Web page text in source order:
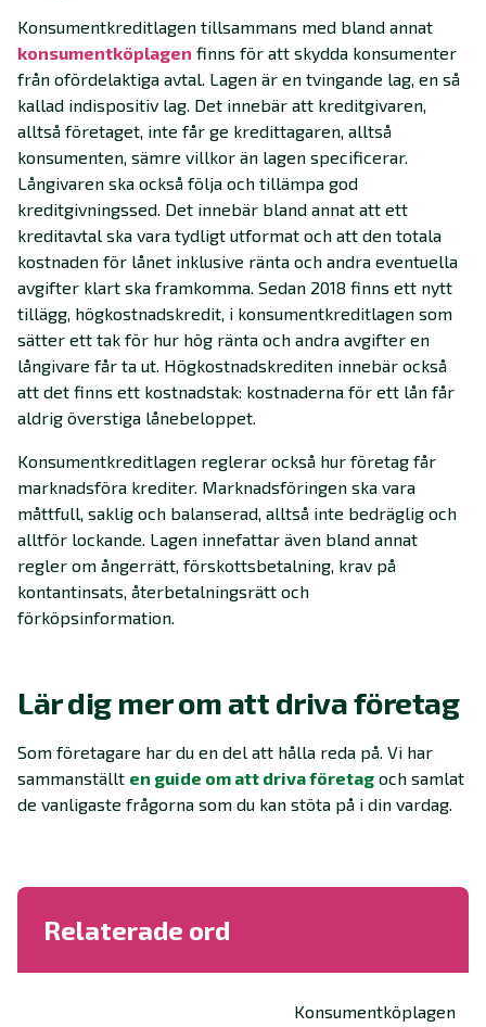
Konsumentkreditlagen tillsammans med bland annat
konsumentköplagen finns för att skydda konsumenter
från ofördelaktiga avtal. Lagen är en tvingande lag, en så
kallad indispositiv lag. Det innebär att kreditgivaren,
alltså företaget, inte får ge kredittagaren, alltså
konsumenten, sämre villkor än lagen specificerar.
Långivaren ska också följa och tillämpa god
kreditgivningssed. Det innebär bland annat att ett
kreditavtal ska vara tydligt utformat och att den totala
kostnaden för lånet inklusive ränta och andra eventuella
avgifter klart ska framkomma. Sedan 2018 finns ett nytt
tillägg, högkostnadskredit, i konsumentkreditlagen som
sätter ett tak för hur hög ränta och andra avgifter en
långivare får ta ut. Högkostnadskrediten innebär också
att det finns ett kostnadstak: kostnaderna för ett lån får
aldrig överstiga lånebeloppet.
Konsumentkreditlagen reglerar också hur företag får
marknadsföra krediter. Marknadsföringen ska vara
måttfull, saklig och balanserad, alltså inte bedräglig och
alltför lockande. Lagen innefattar även bland annat
regler om ångerrätt, förskottsbetalning, krav på
kontantinsats, återbetalningsrätt och
förköpsinformation.
Lär dig mer om att driva företag
Som företagare har du en del att hålla reda på. Vi har
sammanställt en guide om att driva företag och samlat
de vanligaste frågorna som du kan stöta på i din vardag.
Relaterade ord
Konsumentköplagen